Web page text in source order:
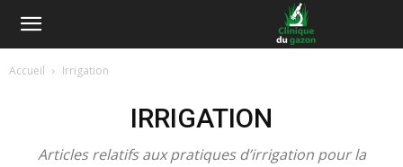
Accueil Irrigation
IRRIGATION
Articles relatifs aux pratiques d’irrigation pour la